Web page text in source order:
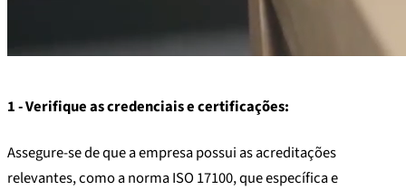
1 - Verifique as credenciais e certificações:
Assegure-se de que a empresa possui as acreditações
relevantes, como a norma ISO 17100, que específica e